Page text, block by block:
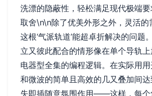
洗漂的隐蔽性，轻松满足现代极端
取舍\n\n除了优美外形之外，灵活的
这根‘气派轨道’能超卓折解决的问题
立又彼此配合的情形像在单个导轨
电器型全集的编程逻辑。在实际用
和微波的简单且高效的几又叠加间
失即插随意氛围作用——这样，每个